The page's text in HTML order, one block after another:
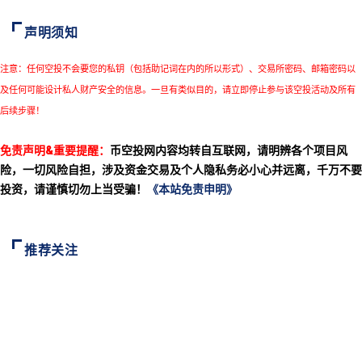
声明须知
注意：任何空投不会要您的私钥（包括助记词在内的所以形式）、交易所密码、邮箱密码以
及任何可能设计私人财产安全的信息。一旦有类似目的，请立即停止参与该空投活动及所有
后续步骤！
免责声明&重要提醒： 币空投网内容均转自互联网，请明辨各个项目风
险，一切风险自担，涉及资金交易及个人隐私务必小心并远离，千万不要
投资，请谨慎切勿上当受骗！
《本站免责申明》
推荐关注